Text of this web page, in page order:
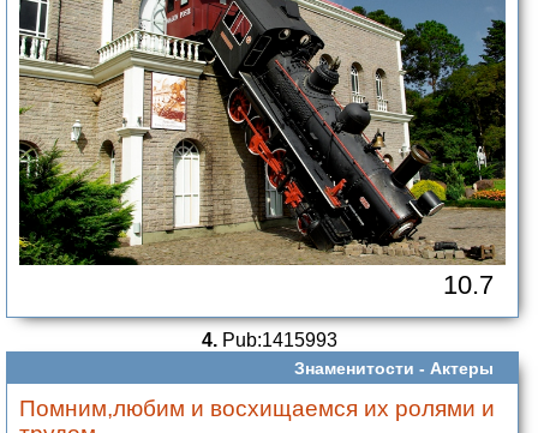
10.7
4.Pub:1415993
Знаменитости - Актеры
Помним,любим и восхищаемся их ролями и